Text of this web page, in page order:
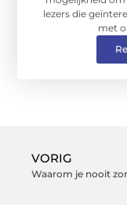
lezers die
met
VORIG